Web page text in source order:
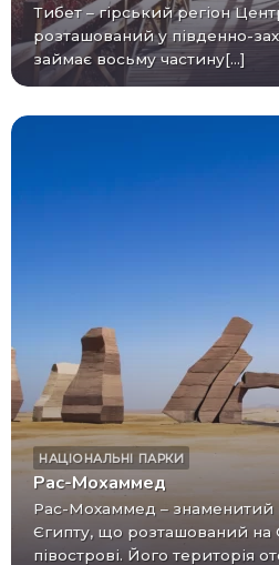
Тибет – гірський регіон Центральної Азії,
розташований у південно-
займає восьму частину[...]
НАЦІОНАЛЬНІ ПАРКИ
Рас-Мохаммед
Рас-Мохаммед – знаменитий національний парк
Єгипту, що розташований на
півострові. Його територія